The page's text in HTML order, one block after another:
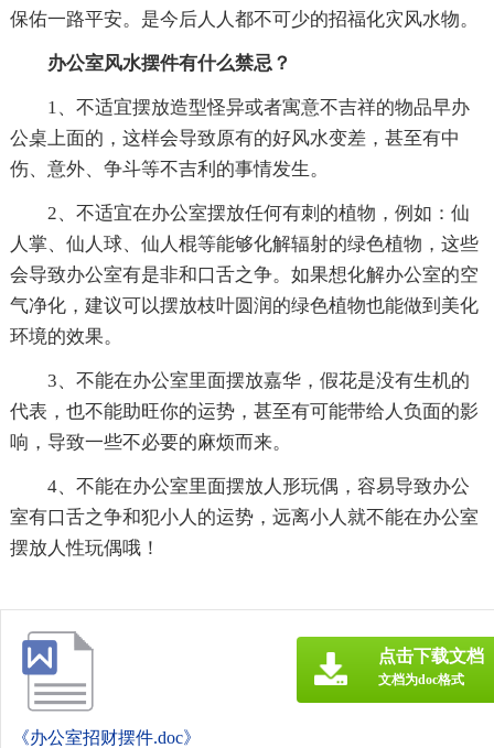
保佑一路平安。是今后人人都不可少的招福化灾风水物。
办公室风水摆件有什么禁忌？
1、不适宜摆放造型怪异或者寓意不吉祥的物品早办
公桌上面的，这样会导致原有的好风水变差，甚至有中
伤、意外、争斗等不吉利的事情发生。
2、不适宜在办公室摆放任何有刺的植物，例如：仙
人掌、仙人球、仙人棍等能够化解辐射的绿色植物，这些
会导致办公室有是非和口舌之争。如果想化解办公室的空
气净化，建议可以摆放枝叶圆润的绿色植物也能做到美化
环境的效果。
3、不能在办公室里面摆放嘉华，假花是没有生机的
代表，也不能助旺你的运势，甚至有可能带给人负面的影
响，导致一些不必要的麻烦而来。
4、不能在办公室里面摆放人形玩偶，容易导致办公
室有口舌之争和犯小人的运势，远离小人就不能在办公室
摆放人性玩偶哦！
《办公室招财摆件.doc》
点击下载文档
文档为doc格式